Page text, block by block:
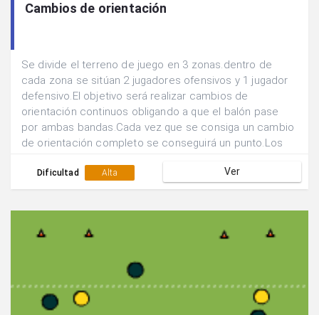
Cambios de orientación
Se divide el terreno de juego en 3 zonas.dentro de
cada zona se sitúan 2 jugadores ofensivos y 1 jugador
defensivo.El objetivo será realizar cambios de
orientación continuos obligando a que el balón pase
por ambas bandas.Cada vez que se consiga un cambio
de orientación completo se conseguirá un punto.Los
jugadores atacantes.
Dificultad Alta Ver